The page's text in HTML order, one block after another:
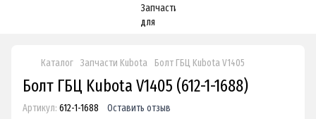
Каталог Запчасти Kubota Болт ГБЦ Kubota V1405
Болт ГБЦ Kubota V1405 (612-1-1688)
Артикул: 612-1-1688 Оставить отзыв